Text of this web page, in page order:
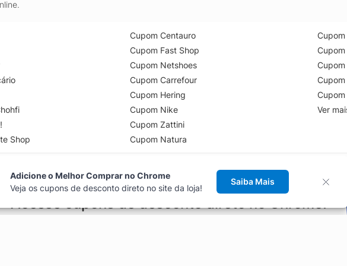
Shop
Cupom Centauro
Cupom Fast Shop
Cupom Netshoes
Cupom Carrefour
Cupom Hering
Cupom Nike
Cupom Zattini
Cupom Natura
Ver
Acesse cupons de desconto direto no Chrome!
Adicione o Melhor Comprar no Chrome
Veja os cupons de desconto direto no site da loja!
Saiba Mais